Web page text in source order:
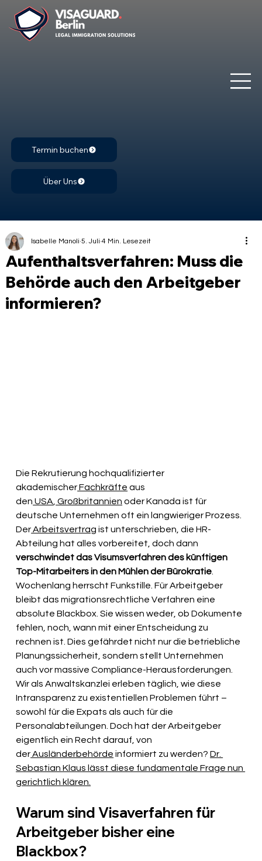
Termin buchen
Über Uns
Aufenthaltsverfahren: Muss die
Behörde auch den Arbeitgeber
informieren?
Isabelle Manoli 5. Juli 4 Min. Lesezeit
Die Rekrutierung hochqualifizierter
akademischer Fachkräfte aus
den USA Großbritannien oder Kanada ist für
deutsche Unternehmen oft ein langwieriger Prozess.
Der Arbeitsvertrag ist unterschrieben, die HR-
Abteilung hat alles vorbereitet, doch dann
verschwindet das Visumsverfahren des künftigen
Top-Mitarbeiters in den Mühlen der Bürokratie
Wochenlang herrscht Funkstille. Für Arbeitgeber
bleibt das migrationsrechtliche Verfahren eine
absolute Blackbox. Sie wissen weder, ob Dokumente
fehlen, noch, wann mit einer Entscheidung zu
rechnen ist. Dies gefährdet nicht nur die betriebliche
Planungssicherheit, sondern stellt Unternehmen
auch vor massive Compliance-Herausforderungen.
Wir als Anwaltskanzlei erleben täglich, wie diese
Intransparenz zu existentiellen Problemen führt –
sowohl für die Expats als auch für die
Personalabteilungen. Doch hat der Arbeitgeber
eigentlich ein Recht darauf, von
der Ausländerbehörde informiert zu werden? Dr.
Sebastian Klaus lässt diese fundamentale Frage nun
gerichtlich klären.
Warum sind Visaverfahren für
Arbeitgeber bisher eine
Blackbox?